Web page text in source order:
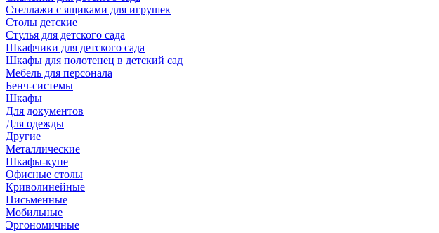
Стеллажи с ящиками для игрушек
Столы детские
Стулья для детского сада
Шкафчики для детского сада
Шкафы для полотенец в детский сад
Мебель для персонала
Бенч-системы
Шкафы
Для документов
Для одежды
Другие
Металлические
Шкафы-купе
Офисные столы
Криволинейные
Письменные
Мобильные
Эргономичные